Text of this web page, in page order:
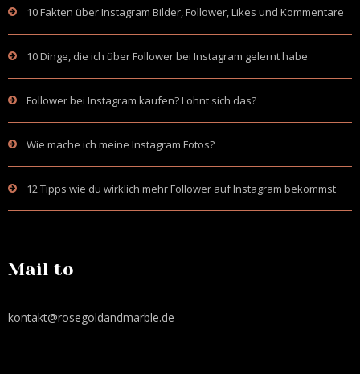
10 Fakten über Instagram Bilder, Follower, Likes und Kommentare
10 Dinge, die ich über Follower bei Instagram gelernt habe
Follower bei Instagram kaufen? Lohnt sich das?
Wie mache ich meine Instagram Fotos?
12 Tipps wie du wirklich mehr Follower auf Instagram bekommst
Mail to
kontakt@rosegoldandmarble.de